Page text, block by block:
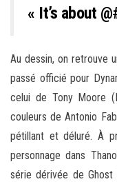
« It’s about
Au dessin, on retrouve
passé officié pour
celui de Tony Moore
couleurs de Antonio
pétillant et déluré. À
personnage dans
série dérivée de Ghost